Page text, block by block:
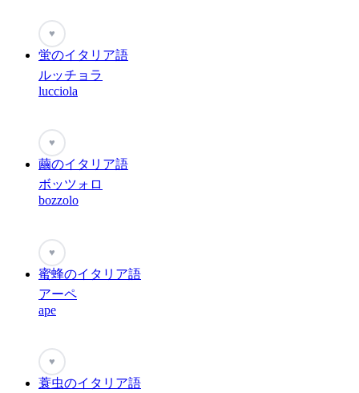
♥
蛍のイタリア語
ルッチョラ
lucciola
♥
繭のイタリア語
ボッツォロ
bozzolo
♥
蜜蜂のイタリア語
アーペ
ape
♥
蓑虫のイタリア語